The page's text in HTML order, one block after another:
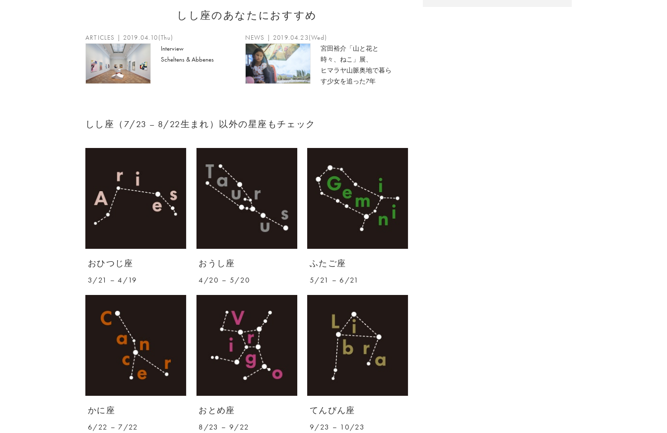
しし座のあなたにおすすめ
ARTICLES | 2019.04.10(Thu)
Interview
Scheltens & Abbenes
NEWS | 2019.04.23(Wed)
宮田裕介「山と花と
時々、ねこ」展、
ヒマラヤ山脈奥地で暮ら
す少女を追った7年
しし座（7/23 – 8/22生まれ）以外の星座もチェック
おひつじ座
3/21 – 4/19
おうし座
4/20 – 5/20
ふたご座
5/21 – 6/21
かに座
6/22 – 7/22
おとめ座
8/23 – 9/22
てんびん座
9/23 – 10/23